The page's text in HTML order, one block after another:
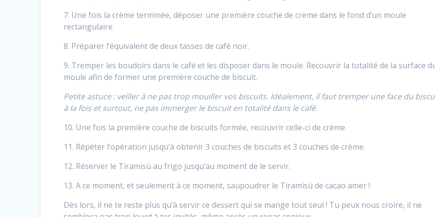
7. Une fois la crème terminée, déposer une première couche de crème dans le fond d’un moule
rectangulaire
8. Préparer l’équivalent de deux tasses de café noir.
9. Tremper les boudoirs dans le café et les disposer dans le moule. Recouvrir la totalité de la surface
moule afin de former une première couche de biscuit.
Petite astuce : veiller à ne pas trop mouiller vos biscuits. Idéalement, il faut tremper une face du
à la fois et surtout, ne pas immerger le biscuit en totalité dans le café.
10. Une fois la première couche de biscuits formée, recouvrir celle-ci de crème.
11. Répéter l’opération jusqu’à obtenir 3 couches de biscuits et 3 couches de crème.
12. Réserver le Tiramisù au frigo jusqu’au moment de le servir.
13. A ce moment, et seulement à ce moment, saupoudrer le Tiramisù de cacao amer !
Dès lors, il ne te reste plus qu’à servir ce dessert qui se mange tout seul ! Tu peux nous croire, il ne